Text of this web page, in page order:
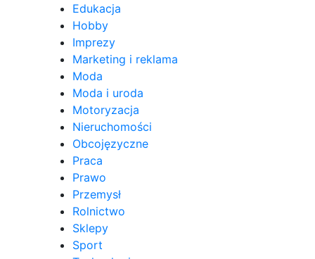
Edukacja
Hobby
Imprezy
Marketing i reklama
Moda
Moda i uroda
Motoryzacja
Nieruchomości
Obcojęzyczne
Praca
Prawo
Przemysł
Rolnictwo
Sklepy
Sport